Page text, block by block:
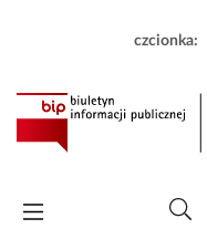
czcionka: